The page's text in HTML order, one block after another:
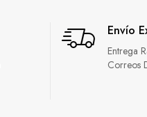
Envío
Entrega
Correos